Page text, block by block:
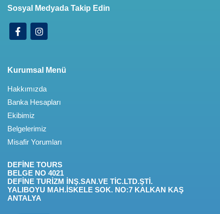
Sosyal Medyada Takip Edin
Kurumsal Menü
Hakkımızda
Banka Hesapları
Ekibimiz
Belgelerimiz
Misafir Yorumları
DEFİNE TOURS
BELGE NO 4021
DEFİNE TURİZM İNŞ.SAN.VE TİC.LTD.ŞTİ.
YALIBOYU MAH.İSKELE SOK. NO:7 KALKAN KAŞ
ANTALYA